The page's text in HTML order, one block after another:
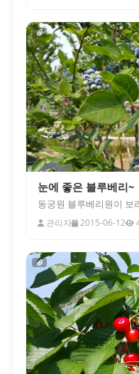
눈에 좋은 블루베리~
동궁원 블루베리원이 보
관리자 2015-06-12